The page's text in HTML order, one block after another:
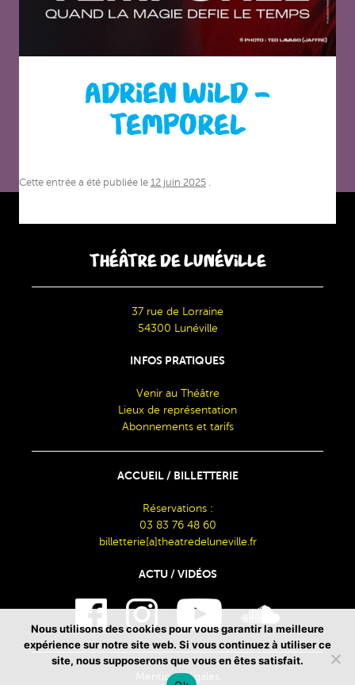
ADRIEN WILD –
TEMPOREL
Cette entrée a été publiée le 12 juin 2025 .
THÉÂTRE DE LUNÉVILLE
37 rue de Lorraine
54300 Lunéville
INFOS PRATIQUES
Venir au Théâtre
Lieux de représentation
Abonnements et tarifs
ACCUEIL / BILLETTERIE
Réservations :
03 83 76 48 60
billetterie[a]theatredeluneville.fr
ACTU / VIDÉOS
Mentions légales
Nous utilisons des cookies pour vous garantir la meilleure
expérience sur notre site web. Si vous continuez à utiliser ce
site, nous supposerons que vous en êtes satisfait.